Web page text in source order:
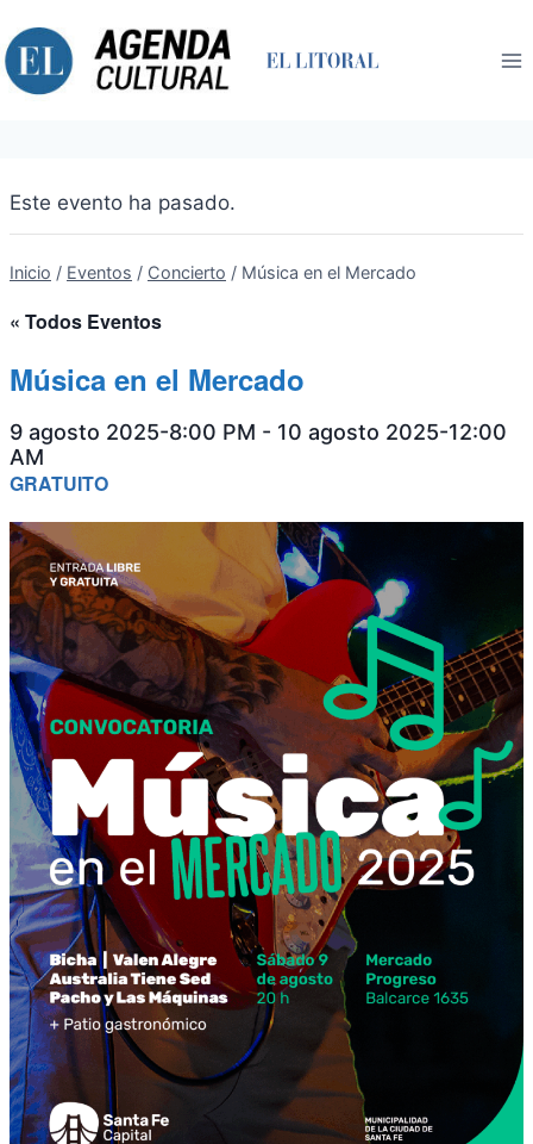
al
contenido
Este evento ha pasado.
Inicio / Eventos / Concierto / Música en el Mercado
« Todos Eventos
Música en el Mercado
9 agosto 2025-8:00 PM - 10 agosto 2025-12:00
AM
GRATUITO